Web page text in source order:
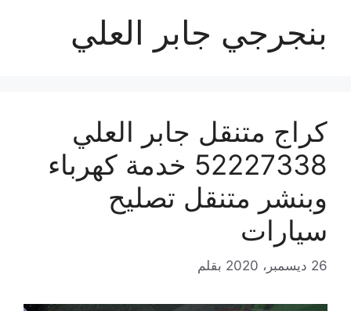
بنجرجي جابر العلي
كراج متنقل جابر العلي
52227338 خدمة كهرباء
وبنشر متنقل تصليح
سيارات
26 ديسمبر، 2020 بقلم